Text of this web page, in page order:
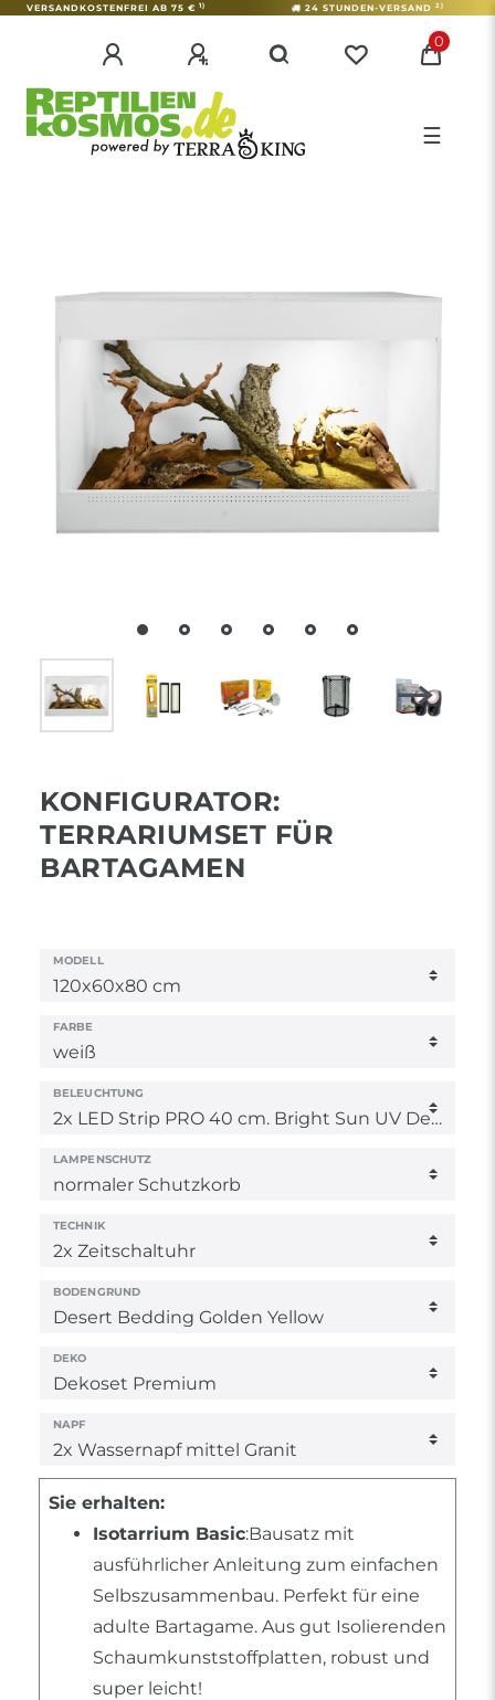
VERSANDKOSTENFREI AB 75 € 1) 24 STUNDEN-VERSAND 2)
0
☰
KONFIGURATOR:
TERRARIUMSET FÜR
BARTAGAMEN
MODELL
FARBE
BELEUCHTUNG
LAMPENSCHUTZ
TECHNIK
BODENGRUND
DEKO
NAPF
Sie erhalten:
Isotarrium Basic:Bausatz mit
ausführlicher Anleitung zum einfachen
Selbszusammenbau. Perfekt für eine
adulte Bartagame. Aus gut Isolierenden
Schaumkunststoffplatten, robust und
super leicht!